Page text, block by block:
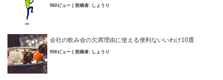
960ビュー 投稿者: しょうり
会社の飲み会の欠席理由に使える便利ないいわけ10選
956ビュー 投稿者: しょうり